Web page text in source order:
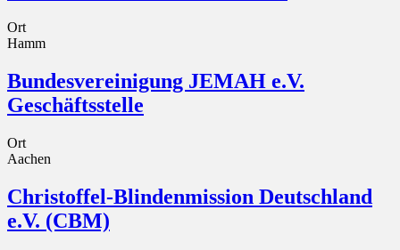
Ort
Hamm
Bundesvereinigung JEMAH e.V.
Geschäftsstelle
Ort
Aachen
Christoffel-Blindenmission Deutschland
e.V. (CBM)